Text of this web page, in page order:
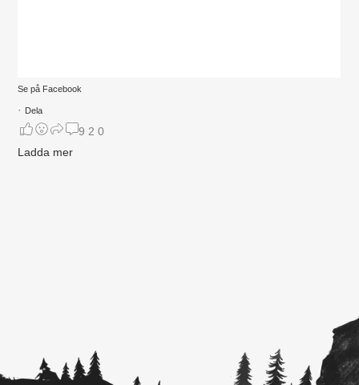
Se på Facebook
· Dela
9 2 0
Ladda mer